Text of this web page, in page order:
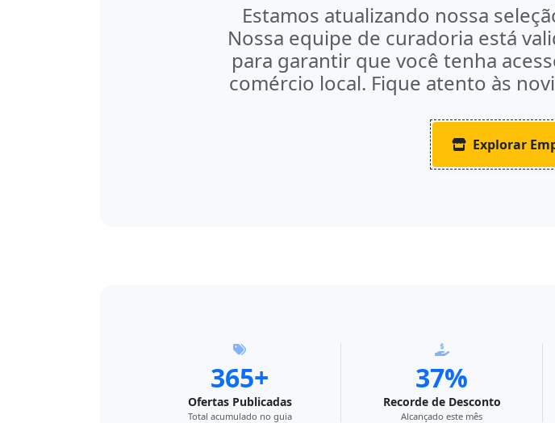
Estamos atualizando nossa
Nossa equipe de curadoria está
para garantir que você tenha
comércio local. Fique atento às
Explorar
365+
Ofertas Publicadas
Total acumulado no guia
37%
Recorde de Desconto
Alcançado este mês